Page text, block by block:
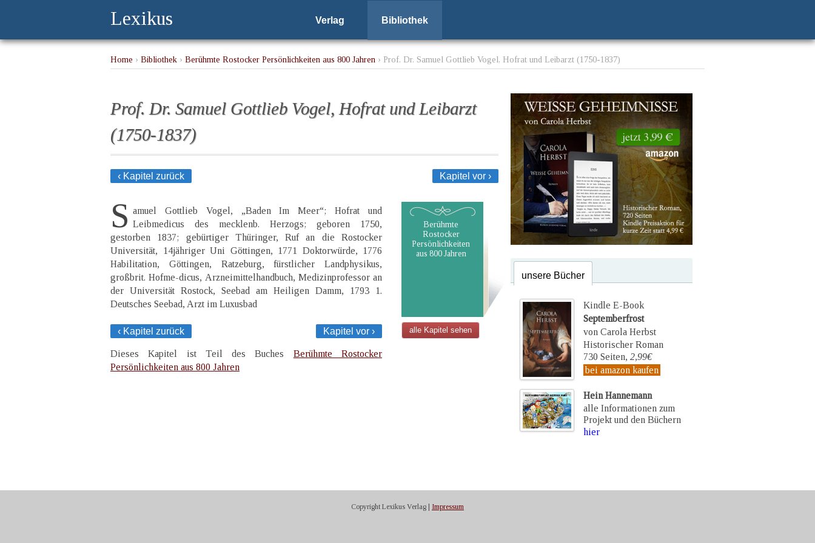
Lexikus Verlag Bibliothek
Home › Bibliothek › Berühmte Rostocker Persönlichkeiten aus 800 Jahren › Prof. Dr. Samuel Gottlieb Vogel, Hofrat und Leibarzt (1750-1837)
Prof. Dr. Samuel Gottlieb Vogel, Hofrat und Leibarzt
(1750-1837)
‹ Kapitel zurück Kapitel vor ›
S amuel Gottlieb Vogel, „Baden Im Meer“; Hofrat und
Leibmedicus des mecklenb. Herzogs; geboren 1750,
gestorben 1837; gebürtiger Thüringer, Ruf an die Rostocker
Universität, 14jähriger Uni Göttingen, 1771 Doktorwürde, 1776
Habilitation, Göttingen, Ratzeburg, fürstlicher Landphysikus,
großbrit. Hofme-dicus, Arzneimittelhandbuch, Medizinprofessor an
der Universität Rostock, Seebad am Heiligen Damm, 1793 1.
Deutsches Seebad, Arzt im Luxusbad
‹ Kapitel zurück Kapitel vor ›
Dieses Kapitel ist Teil des Buches Berühmte Rostocker
Persönlichkeiten aus 800 Jahren
Berühmte
Rostocker
Persönlichkeiten
aus 800 Jahren
alle Kapitel sehen
unsere Bücher
Kindle E-Book
Septemberfrost
von Carola Herbst
Historischer Roman
730 Seiten, 2,99€
bei amazon kaufen
Hein Hannemann
alle Informationen zum
Projekt und den Büchern
hier
Copyright Lexikus Verlag | Impressum